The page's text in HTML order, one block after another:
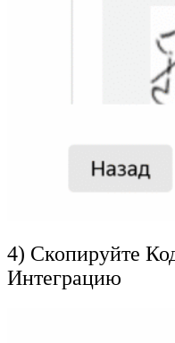
4) Скопируйте
Интеграцию